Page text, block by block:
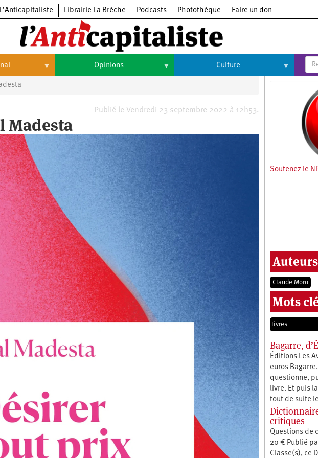
L’Anticapitaliste Librairie La Brèche Podcasts Photothèque Faire un don
Opinions Culture
Arts
Publié le Vendredi 23 septembre 2022 à 12h53.
Madesta
Soutenez le
Auteurs
Claude Moro
Mots
livres
Bagarre,
Éditions Les
euros
questionne,
livre. Et puis
tout de suite
critiques
Questions de
20 € Publié
Classe(s), ce